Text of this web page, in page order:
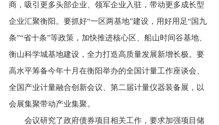
商，吸引更多头部企业、领军企业入驻，带动更多成长型
企业汇聚衡阳。要抓好“一区两基地”建设，用好用足“国九
条”“省十条”等政策，加快推进核心区、船山时间谷基地、
衡山科学城基地建设，全力打造高质量发展新增长极。要
高水平筹备今年十月在衡阳举办的全国计量工作座谈会、
全国产业计量融合创新会议、第二届计量仪器装备展，以
会展集聚带动产业集聚。
会议研究了政府债券项目相关工作，要求加强项目储